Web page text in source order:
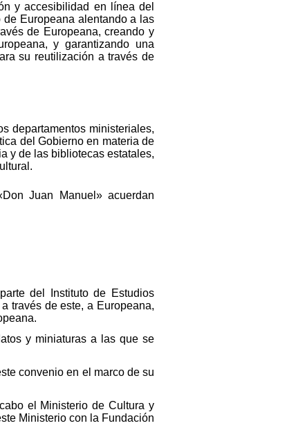
y accesibilidad en línea del
Europeana alentando a las
de Europeana, creando y
y garantizando una
su reutilización a través de
departamentos ministeriales,
del Gobierno en materia de
y de las bibliotecas estatales,
Juan Manuel» acuerdan
del Instituto de Estudios
través de este, a Europeana,
y miniaturas a las que se
convenio en el marco de su
el Ministerio de Cultura y
Ministerio con la Fundación